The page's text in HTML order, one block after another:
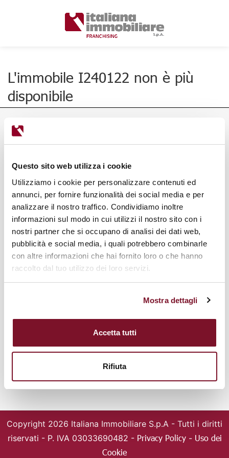
Questo sito web utilizza i cookie
Utilizziamo i cookie per personalizzare contenuti ed
annunci, per fornire funzionalità dei social media e per
analizzare il nostro traffico. Condividiamo inoltre
informazioni sul modo in cui utilizzi il nostro sito con i
nostri partner che si occupano di analisi dei dati web,
pubblicità e social media, i quali potrebbero combinarle
con altre informazioni che hai fornito loro o che hanno
raccolto dal tuo utilizzo dei loro servizi.
Mostra dettagli
Accetta tutti
Rifiuta
L'immobile I240122 non è più
disponibile
Via Ponte Alle Mosse, 136/138,
50144 Firenze
Tel. +39 055361146
Mail: italiana@italianaimmobiliare.it
IMMOBILI FRANCHISING
Entra nella squadra
SOCIAL
Copyright 2026 Italiana Immobiliare S.p.A - Tutti i diritti
riservati - P. IVA 03033690482 - Privacy Policy- Uso dei
Cookie